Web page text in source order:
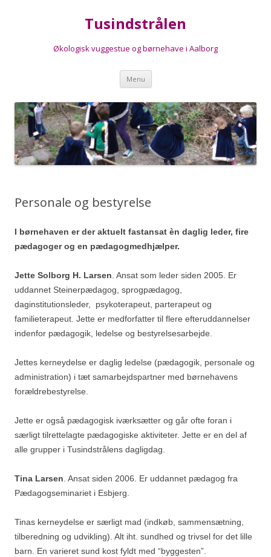
Tusindstrålen
Økologisk vuggestue og børnehave i Aalborg
Menu Videre
indhold
Personale og bestyrelse
I børnehaven er der aktuelt fastansat èn daglig leder, fire
pædagoger og en pædagogmedhjælper.
Jette Solborg H. Larsen. Ansat som leder siden 2005. Er
uddannet Steinerpædagog, sprogpædagog,
daginstitutionsleder, psykoterapeut, parterapeut og
familieterapeut. Jette er medforfatter til flere efteruddannelser
indenfor pædagogik, ledelse og bestyrelsesarbejde.
Jettes kerneydelse er daglig ledelse (pædagogik, personale og
administration) i tæt samarbejdspartner med børnehavens
forældrebestyrelse.
Jette er også pædagogisk iværksætter og går ofte foran i
særligt tilrettelagte pædagogiske aktiviteter. Jette er en del af
alle grupper i Tusindstrålens dagligdag.
Tina Larsen. Ansat siden 2006. Er uddannet pædagog fra
Pædagogseminariet i Esbjerg.
Tinas kerneydelse er særligt mad (indkøb, sammensætning,
tilberedning og udvikling). Alt iht. sundhed og trivsel for det lille
barn. En varieret sund kost fyldt med “byggesten”.